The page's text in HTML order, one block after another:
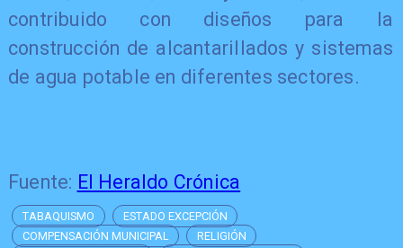
contribuido con diseños para la
construcción de alcantarillados y sistemas
de agua potable en diferentes sectores.
Fuente: El Heraldo Crónica
TABAQUISMO
ESTADO EXCEPCIÓN
COMPENSACIÓN MUNICIPAL
RELIGIÓN